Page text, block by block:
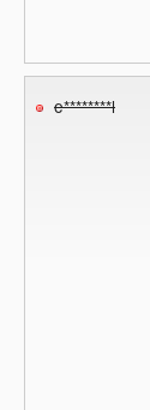
e********l